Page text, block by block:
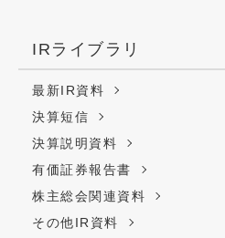
IRライブラリ
最新IR資料
決算短信
決算説明資料
有価証券報告書
株主総会関連資料
その他IR資料